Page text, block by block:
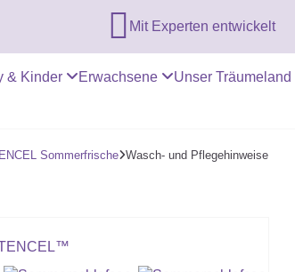
 Mit Experten entwickelt
& Kinder Erwachsene Unser Träumeland
SommerfrischeWasch- und Pflegehinweise